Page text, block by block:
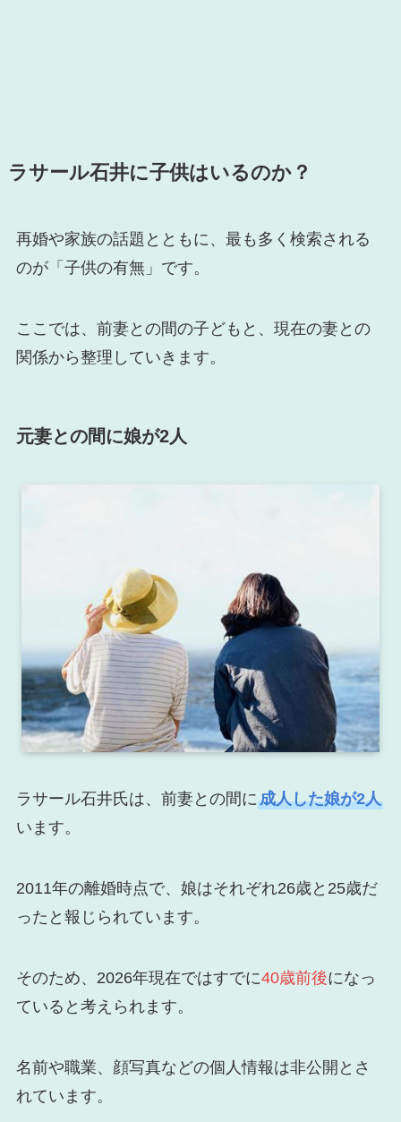
ラサール石井に子供はいるのか？
再婚や家族の話題とともに、最も多く検索される
のが「子供の有無」です。
ここでは、前妻との間の子どもと、現在の妻との
関係から整理していきます。
元妻との間に娘が2人
ラサール石井氏は、前妻との間に成人した娘が2人
います。
2011年の離婚時点で、娘はそれぞれ26歳と25歳だ
ったと報じられています。
そのため、2026年現在ではすでに40歳前後になっ
ていると考えられます。
名前や職業、顔写真などの個人情報は非公開とさ
れています。